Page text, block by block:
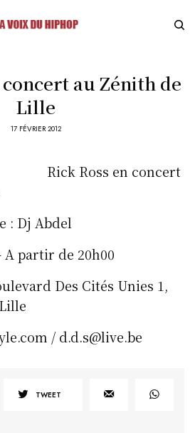
concert au Zénith de
Lille
17 FÉVRIER 2012
Rick Ross en concert
: Dj Abdel
A partir de 20h00
Des Cités Unies 1,
/ d.d.s@live.be
TWEET